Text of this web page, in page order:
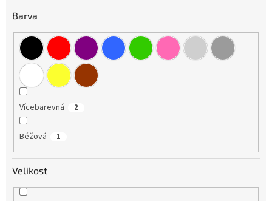
Barva
Vícebarevná 2
Béžová 1
Velikost